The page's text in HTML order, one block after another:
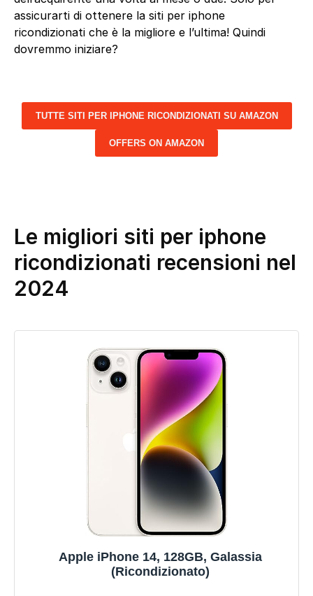
assicurarti di ottenere la siti per iphone
ricondizionati che è la migliore e l’ultima! Quindi
dovremmo iniziare?
TUTTE SITI PER IPHONE RICONDIZIONATI SU AMAZON
OFFERS ON AMAZON
Le migliori siti per iphone
ricondizionati recensioni nel
2024
Apple iPhone 14, 128GB, Galassia
(Ricondizionato)